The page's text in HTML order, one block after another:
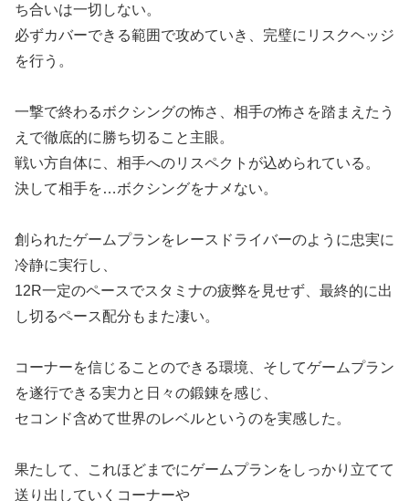
ち合いは一切しない。
必ずカバーできる範囲で攻めていき、完璧にリスクヘッジ
を行う。
一撃で終わるボクシングの怖さ、相手の怖さを踏まえたう
えで徹底的に勝ち切ること主眼。
戦い方自体に、相手へのリスペクトが込められている。
決して相手を…ボクシングをナメない。
創られたゲームプランをレースドライバーのように忠実に
冷静に実行し、
12R一定のペースでスタミナの疲弊を見せず、最終的に出
し切るペース配分もまた凄い。
コーナーを信じることのできる環境、そしてゲームプラン
を遂行できる実力と日々の鍛錬を感じ、
セコンド含めて世界のレベルというのを実感した。
果たして、これほどまでにゲームプランをしっかり立てて
送り出していくコーナーや